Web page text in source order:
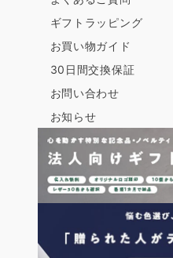
ギフトラッピング
お買い物ガイド
30日間交換保証
お問い合わせ
お知らせ